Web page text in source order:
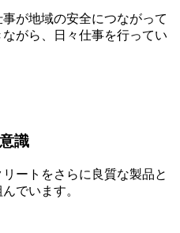
が地域の安全につながって
がら、日々仕事を行ってい
識
リートをさらに良質な製品と
でいます。